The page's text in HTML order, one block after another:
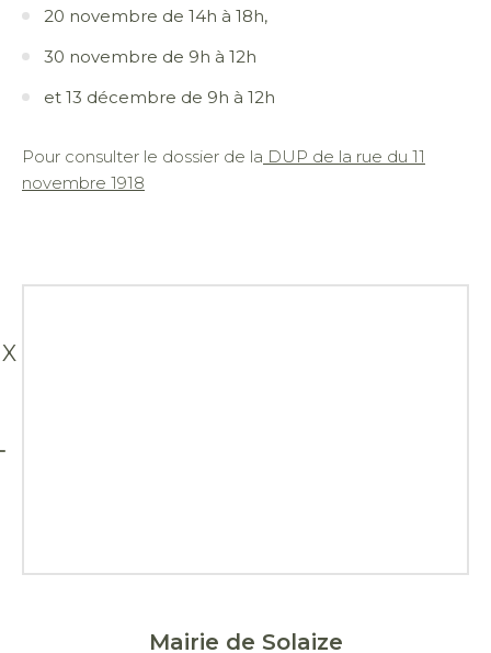
20 novembre de 14h à 18h,
30 novembre de 9h à 12h
et 13 décembre de 9h à 12h
Pour consulter le dossier de la DUP de la rue du 11
novembre 1918
X
Mairie de Solaize